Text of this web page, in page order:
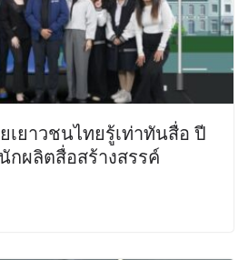
เยาวชนไทยรู้เท่าทันสื่อ ปี
กผลิตสื่อสร้างสรรค์